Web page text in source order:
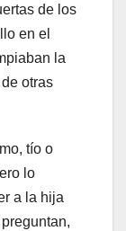
de los
en el
la
otras
tío o
lo
a la hija